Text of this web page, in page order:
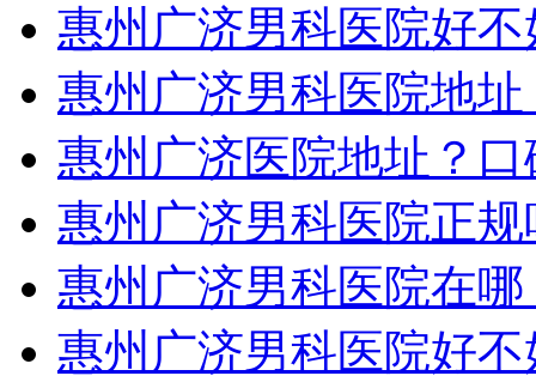
惠州广济男科医院好不
惠州广济男科医院地址
惠州广济医院地址？口
惠州广济男科医院正规
惠州广济男科医院在哪
惠州广济男科医院好不